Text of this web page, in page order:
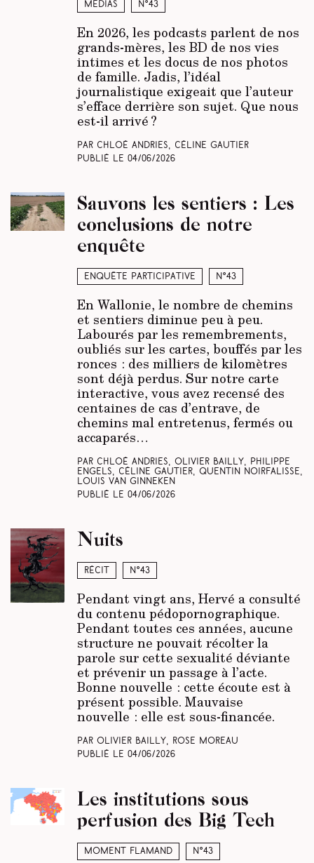
Médias N°43
En 2026, les podcasts parlent de nos
grands-mères, les BD de nos vies
intimes et les docus de nos photos
de famille. Jadis, l’idéal
journalistique exigeait que l’auteur
s’efface derrière son sujet. Que nous
est-il arrivé ?
Par Chloé Andries, Céline Gautier
Publié le 04/06/2026
Enquête participative N°43
Sauvons les sentiers : Les
conclusions de notre
enquête
En Wallonie, le nombre de chemins
et sentiers diminue peu à peu.
Labourés par les remembrements,
oubliés sur les cartes, bouffés par les
ronces : des milliers de kilomètres
sont déjà perdus. Sur notre carte
interactive, vous avez recensé des
centaines de cas d’entrave, de
chemins mal entretenus, fermés ou
accaparés…
Par Chloé Andries, Olivier Bailly, Philippe
Engels, Céline Gautier, Quentin Noirfalisse,
Louis Van Ginneken
Publié le 04/06/2026
Récit N°43
Nuits
Pendant vingt ans, Hervé a consulté
du contenu pédopornographique.
Pendant toutes ces années, aucune
structure ne pouvait récolter la
parole sur cette sexualité déviante
et prévenir un passage à l’acte.
Bonne nouvelle : cette écoute est à
présent possible. Mauvaise
nouvelle : elle est sous-financée.
Par Olivier Bailly, Rose Moreau
Publié le 04/06/2026
Moment Flamand N°43
Les institutions sous
perfusion des Big Tech